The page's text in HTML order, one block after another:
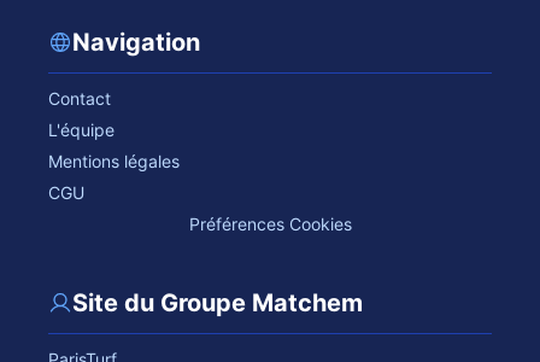
Navigation
Contact
L'équipe
Mentions légales
CGU
Préférences Cookies
Site du Groupe Matchem